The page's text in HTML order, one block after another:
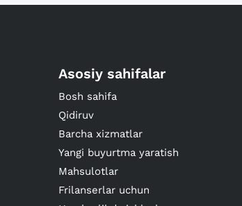
Asosiy sahifalar
Bosh sahifa
Qidiruv
Barcha xizmatlar
Yangi buyurtma yaratish
Mahsulotlar
Frilanserlar uchun